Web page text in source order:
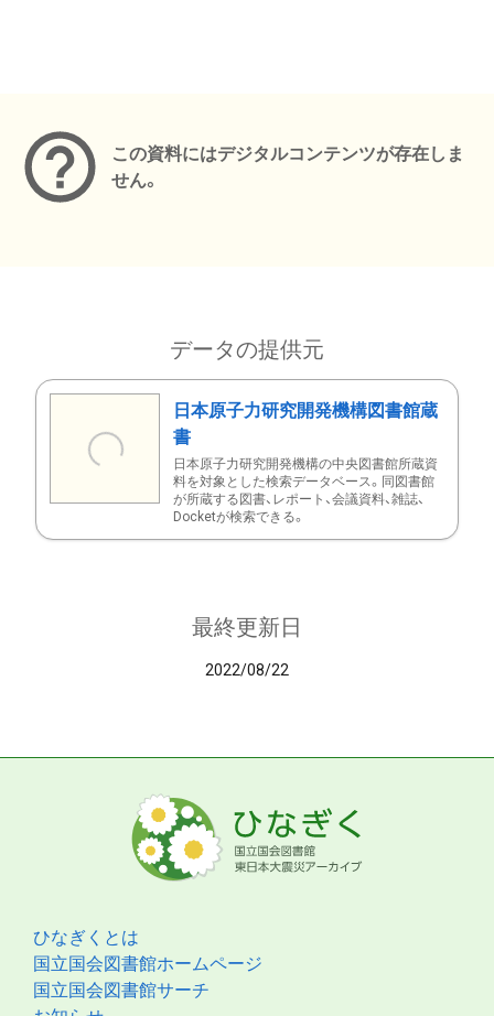
この資料にはデジタルコンテンツが存在しま
せん。
データの提供元
日本原子力研究開発機構図書館蔵
書
日本原子力研究開発機構の中央図書館所蔵資
料を対象とした検索データベース。同図書館
が所蔵する図書、レポート、会議資料、雑誌、
Docketが検索できる。
最終更新日
2022/08/22
ひなぎくとは
国立国会図書館ホームページ
国立国会図書館サーチ